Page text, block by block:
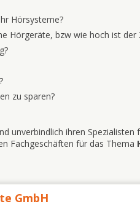
Hörsysteme?
Hörgeräte, bzw wie hoch ist der
zu sparen?
unverbindlich ihren
Fachgeschäften für das Thema
GmbH